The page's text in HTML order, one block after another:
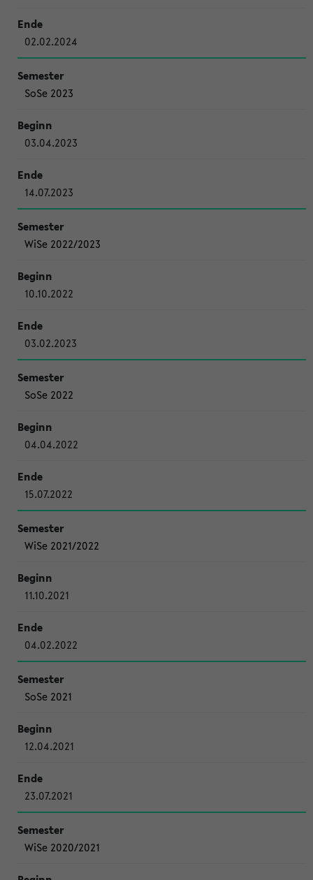
02.02.2024
SoSe 2023
03.04.2023
14.07.2023
WiSe 2022/2023
10.10.2022
03.02.2023
SoSe 2022
04.04.2022
15.07.2022
WiSe 2021/2022
11.10.2021
04.02.2022
SoSe 2021
12.04.2021
23.07.2021
WiSe 2020/2021